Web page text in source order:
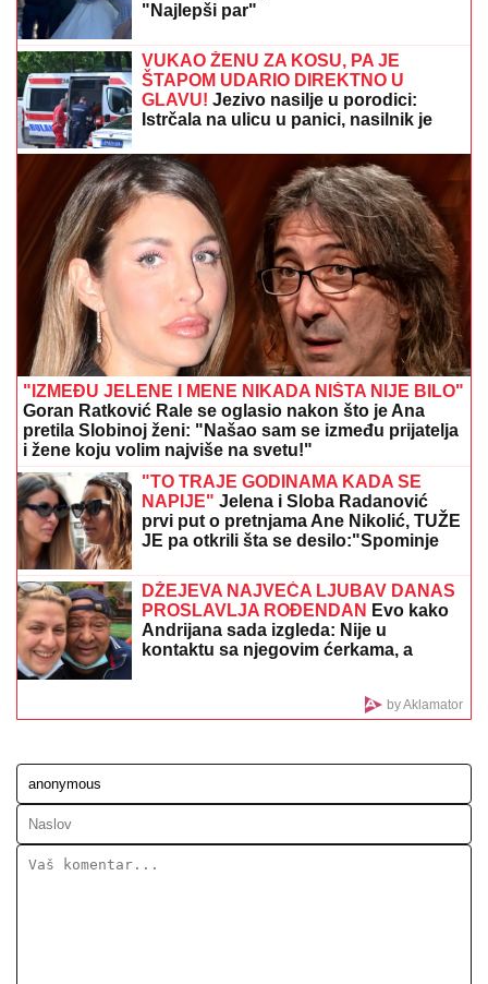
"Najlepši par"
VUKAO ŽENU ZA KOSU, PA JE
ŠTAPOM UDARIO DIREKTNO U
GLAVU! Jezivo nasilje u porodici:
Istrčala na ulicu u panici, nasilnik je
"IZMEĐU JELENE I MENE NIKADA NIŠTA NIJE BILO"
Goran Ratković Rale se oglasio nakon što je Ana
pretila Slobinoj ženi: "Našao sam se između prijatelja
i žene koju volim najviše na svetu!"
"TO TRAJE GODINAMA KADA SE
NAPIJE" Jelena i Sloba Radanović
prvi put o pretnjama Ane Nikolić, TUŽE
JE pa otkrili šta se desilo:"Spominje
DŽEJEVA NAJVEĆA LJUBAV DANAS
PROSLAVLJA ROĐENDAN Evo kako
Andrijana sada izgleda: Nije u
kontaktu sa njegovim ćerkama, a
by Aklamator